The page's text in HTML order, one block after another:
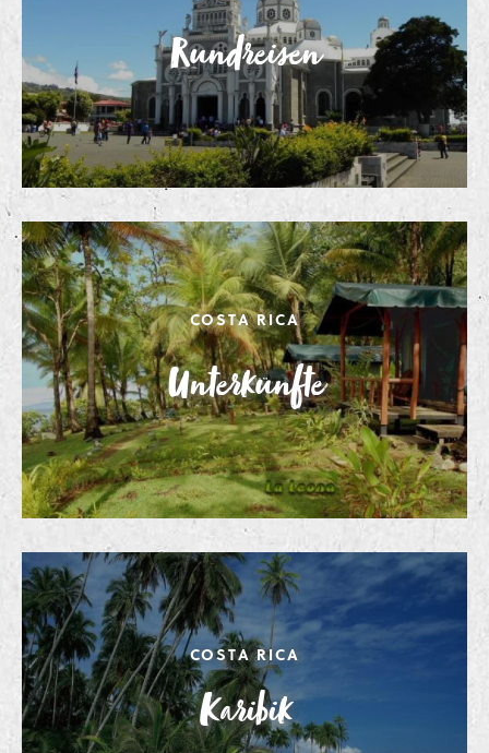
Rundreisen
COSTA RICA
Unterkünfte
COSTA RICA
Karibik